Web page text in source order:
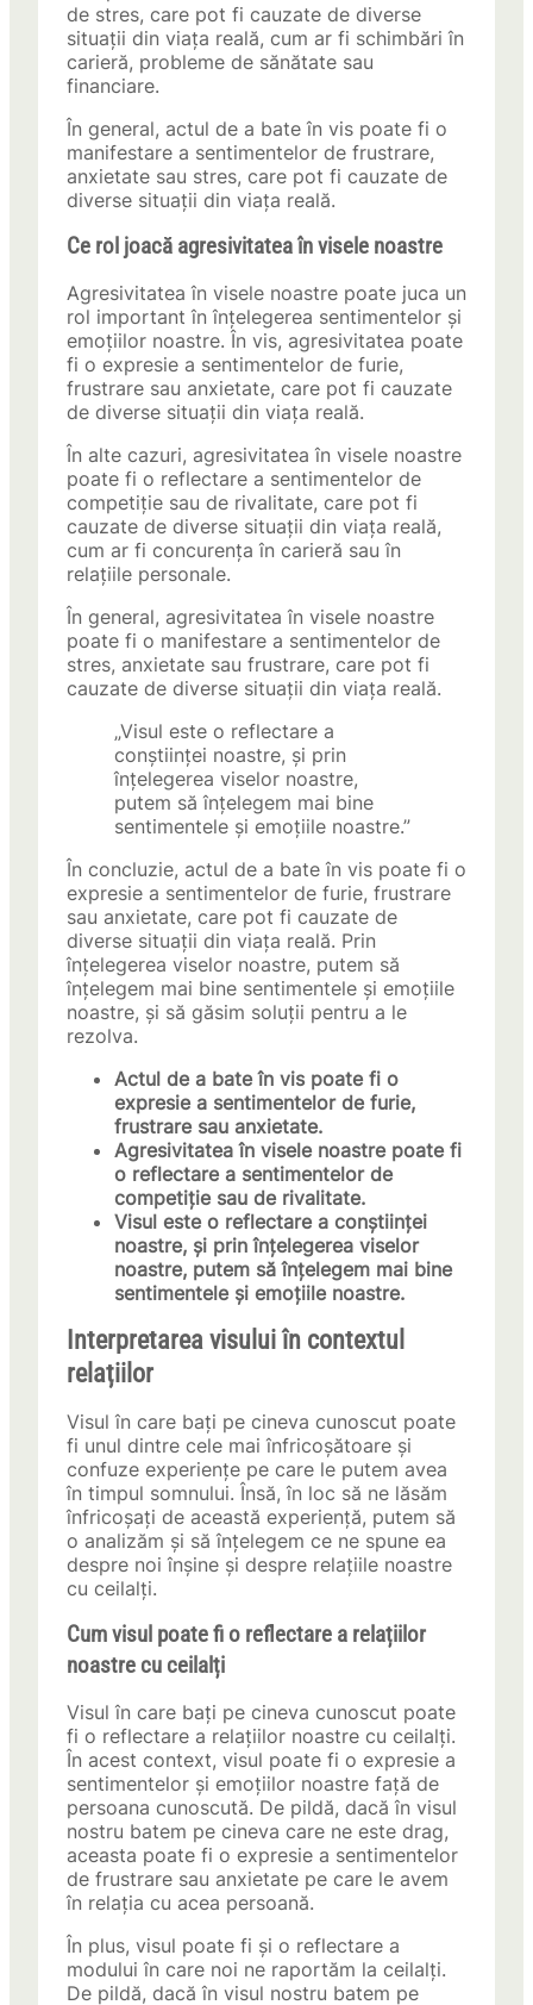
de stres, care pot fi cauzate de diverse
situații din viața reală, cum ar fi schimbări în
carieră, probleme de sănătate sau
financiare.
În general, actul de a bate în vis poate fi o
manifestare a sentimentelor de frustrare,
anxietate sau stres, care pot fi cauzate de
diverse situații din viața reală.
Ce rol joacă agresivitatea în visele noastre
Agresivitatea în visele noastre poate juca un
rol important în înțelegerea sentimentelor și
emoțiilor noastre. În vis, agresivitatea poate
fi o expresie a sentimentelor de furie,
frustrare sau anxietate, care pot fi cauzate
de diverse situații din viața reală.
În alte cazuri, agresivitatea în visele noastre
poate fi o reflectare a sentimentelor de
competiție sau de rivalitate, care pot fi
cauzate de diverse situații din viața reală,
cum ar fi concurența în carieră sau în
relațiile personale.
În general, agresivitatea în visele noastre
poate fi o manifestare a sentimentelor de
stres, anxietate sau frustrare, care pot fi
cauzate de diverse situații din viața reală.
„Visul este o reflectare a
conștiinței noastre, și prin
înțelegerea viselor noastre,
putem să înțelegem mai bine
sentimentele și emoțiile noastre.”
În concluzie, actul de a bate în vis poate fi o
expresie a sentimentelor de furie, frustrare
sau anxietate, care pot fi cauzate de
diverse situații din viața reală. Prin
înțelegerea viselor noastre, putem să
înțelegem mai bine sentimentele și emoțiile
noastre, și să găsim soluții pentru a le
rezolva.
Actul de a bate în vis poate fi o
expresie a sentimentelor de furie,
frustrare sau anxietate.
Agresivitatea în visele noastre poate fi
o reflectare a sentimentelor de
competiție sau de rivalitate.
Visul este o reflectare a conștiinței
noastre, și prin înțelegerea viselor
noastre, putem să înțelegem mai bine
sentimentele și emoțiile noastre.
Interpretarea visului în contextul
relațiilor
Visul în care bați pe cineva cunoscut poate
fi unul dintre cele mai înfricoșătoare și
confuze experiențe pe care le putem avea
în timpul somnului. Însă, în loc să ne lăsăm
înfricoșați de această experiență, putem să
o analizăm și să înțelegem ce ne spune ea
despre noi înșine și despre relațiile noastre
cu ceilalți.
Cum visul poate fi o reflectare a relațiilor
noastre cu ceilalți
Visul în care bați pe cineva cunoscut poate
fi o reflectare a relațiilor noastre cu ceilalți.
În acest context, visul poate fi o expresie a
sentimentelor și emoțiilor noastre față de
persoana cunoscută. De pildă, dacă în visul
nostru batem pe cineva care ne este drag,
aceasta poate fi o expresie a sentimentelor
de frustrare sau anxietate pe care le avem
în relația cu acea persoană.
În plus, visul poate fi și o reflectare a
modului în care noi ne raportăm la ceilalți.
De pildă, dacă în visul nostru batem pe